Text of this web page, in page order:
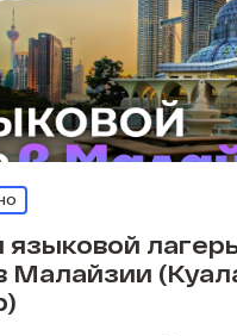
языковой
Малайзии